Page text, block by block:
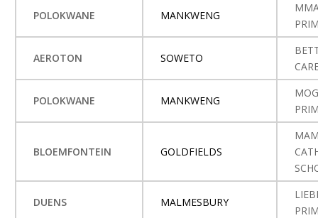
POLOKWANE MANKWENG
AEROTON SOWETO
POLOKWANE MANKWENG
BLOEMFONTEIN GOLDFIELDS
DUENS MALMESBURY